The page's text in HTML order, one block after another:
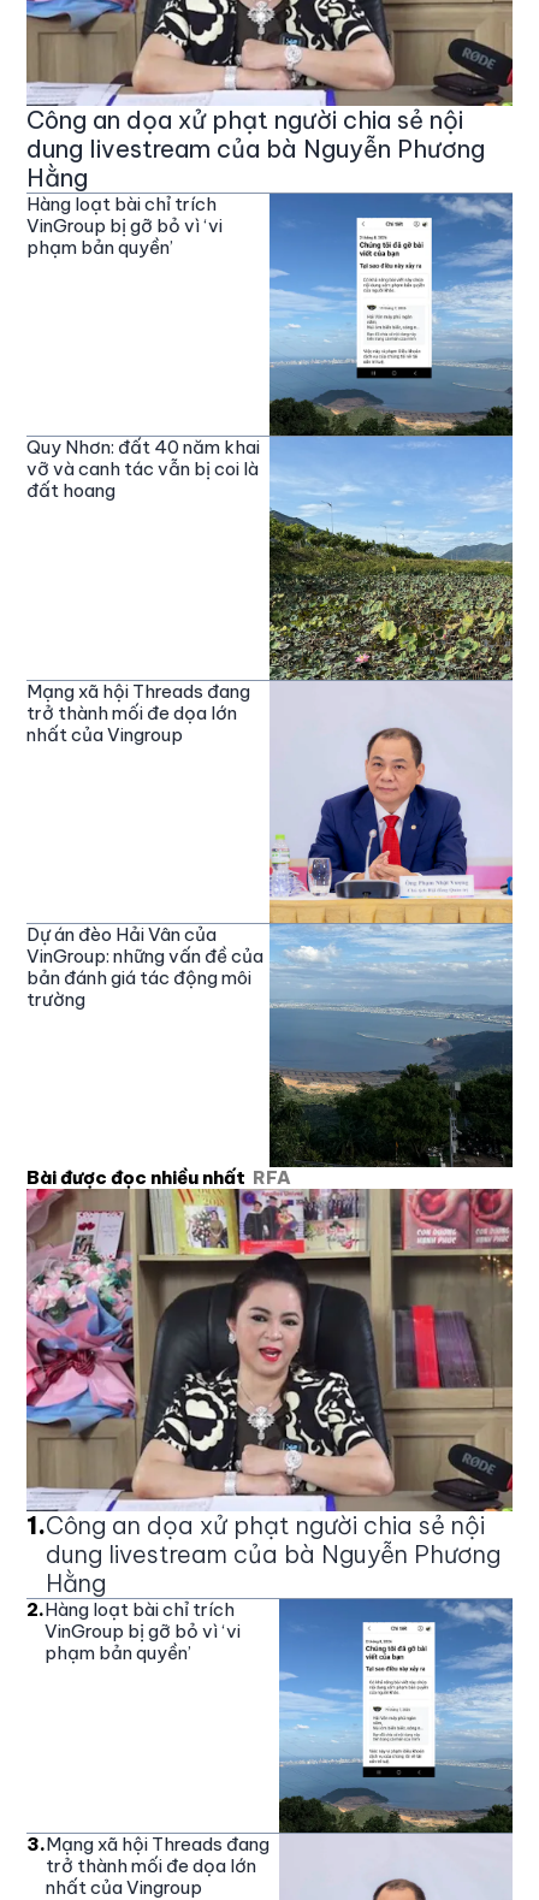
Công an dọa xử phạt người chia sẻ nội
dung livestream của bà Nguyễn Phương
Hằng
Hàng loạt bài chỉ trích
VinGroup bị gỡ bỏ vì ‘vi
phạm bản quyền’
Quy Nhơn: đất 40 năm khai
vỡ và canh tác vẫn bị coi là
đất hoang
Mạng xã hội Threads đang
trở thành mối đe dọa lớn
nhất của Vingroup
Dự án đèo Hải Vân của
VinGroup: những vấn đề của
bản đánh giá tác động môi
trường
Bài được đọc nhiều nhất RFA
1.Công an dọa xử phạt người chia sẻ nội
dung livestream của bà Nguyễn Phương
Hằng
2.Hàng loạt bài chỉ trích
VinGroup bị gỡ bỏ vì ‘vi
phạm bản quyền’
3.Mạng xã hội Threads đang
trở thành mối đe dọa lớn
nhất của Vingroup